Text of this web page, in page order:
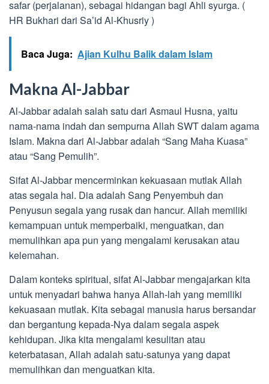
safar (perjalanan), sebagai hidangan bagi Ahli syurga. (
HR Bukhari dari Sa’id Al-Khusriy )
Baca Juga: Ajian Kulhu Balik dalam Islam
Makna Al-Jabbar
Al-Jabbar adalah salah satu dari Asmaul Husna, yaitu
nama-nama indah dan sempurna Allah SWT dalam agama
Islam. Makna dari Al-Jabbar adalah “Sang Maha Kuasa”
atau “Sang Pemulih”.
Sifat Al-Jabbar mencerminkan kekuasaan mutlak Allah
atas segala hal. Dia adalah Sang Penyembuh dan
Penyusun segala yang rusak dan hancur. Allah memiliki
kemampuan untuk memperbaiki, menguatkan, dan
memulihkan apa pun yang mengalami kerusakan atau
kelemahan.
Dalam konteks spiritual, sifat Al-Jabbar mengajarkan kita
untuk menyadari bahwa hanya Allah-lah yang memiliki
kekuasaan mutlak. Kita sebagai manusia harus bersandar
dan bergantung kepada-Nya dalam segala aspek
kehidupan. Jika kita mengalami kesulitan atau
keterbatasan, Allah adalah satu-satunya yang dapat
memulihkan dan menguatkan kita.